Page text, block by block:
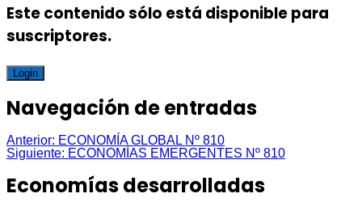
Este contenido sólo está disponible para
suscriptores.
Login
Navegación de entradas
Anterior: ECONOMÍA GLOBAL Nº 810
Siguiente: ECONOMÍAS EMERGENTES Nº 810
Economías desarrolladas